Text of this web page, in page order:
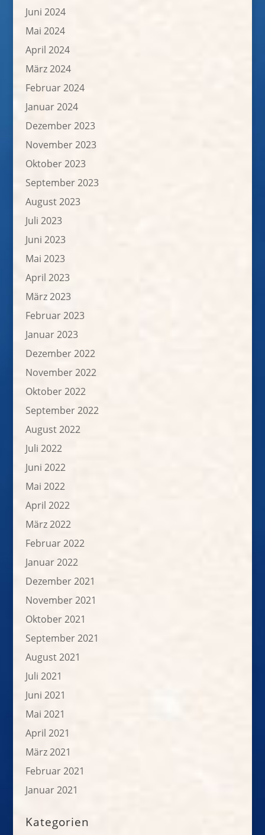
Juni 2024
Mai 2024
April 2024
März 2024
Februar 2024
Januar 2024
Dezember 2023
November 2023
Oktober 2023
September 2023
August 2023
Juli 2023
Juni 2023
Mai 2023
April 2023
März 2023
Februar 2023
Januar 2023
Dezember 2022
November 2022
Oktober 2022
September 2022
August 2022
Juli 2022
Juni 2022
Mai 2022
April 2022
März 2022
Februar 2022
Januar 2022
Dezember 2021
November 2021
Oktober 2021
September 2021
August 2021
Juli 2021
Juni 2021
Mai 2021
April 2021
März 2021
Februar 2021
Januar 2021
Kategorien